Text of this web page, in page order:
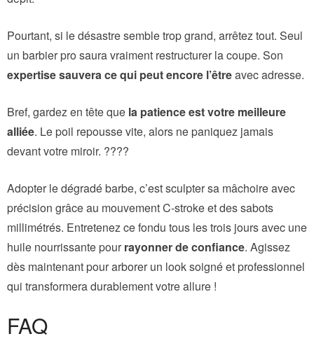
Pourtant, si le désastre semble trop grand, arrêtez tout. Seul
un barbier pro saura vraiment restructurer la coupe. Son
expertise sauvera ce qui peut encore l’êtreavec adresse.
Bref, gardez en tête que la patience est votre meilleure
alliée. Le poil repousse vite, alors ne paniquez jamais
devant votre miroir. ????
Adopter le dégradé barbe, c’est sculpter sa mâchoire avec
précision grâce au mouvement C-stroke et des sabots
millimétrés. Entretenez ce fondu tous les trois jours avec une
huile nourrissante pour rayonner de confiance. Agissez
dès maintenant pour arborer un look soigné et professionnel
qui transformera durablement votre allure !
FAQ